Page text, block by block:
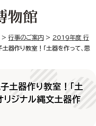
> 行事のご案内 > 2019年度 行
器作り教室！「土器を作って、思
土器作り教室！「土
リジナル縄文土器作